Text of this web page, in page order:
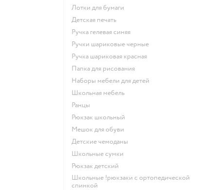
Лотки для бумаги
Детская печать
Ручка гелевая синяя
Ручки шариковые черные
Ручка шариковая красная
Папка для рисования
Наборы мебели для детей
Школьная мебель
Ранцы
Рюкзак школьный
Мешок для обуви
Детские чемоданы
Школьные сумки
Рюкзак детский
Школьные !рюкзаки с ортопедической
спинкой